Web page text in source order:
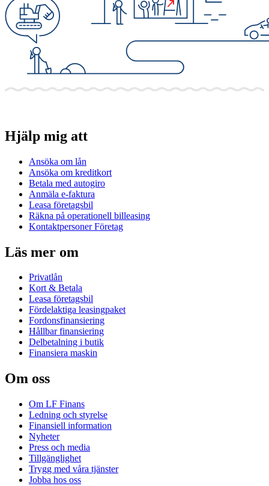
Hjälp mig att
Ansöka om lån
Ansöka om kreditkort
Betala med autogiro
Anmäla e-faktura
Leasa företagsbil
Räkna på operationell billeasing
Kontaktpersoner Företag
Läs mer om
Privatlån
Kort & Betala
Leasa företagsbil
Fördelaktiga leasingpaket
Fordonsfinansiering
Hållbar finansiering
Delbetalning i butik
Finansiera maskin
Om oss
Om LF Finans
Ledning och styrelse
Finansiell information
Nyheter
Press och media
Tillgänglighet
Trygg med våra tjänster
Jobba hos oss